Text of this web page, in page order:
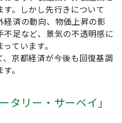
。しかし先行きについて
済の動向、物価上昇の影
足など、景気の不透明感に
ています。
京都経済が今後も回復基調
。
タリー・サーベイ」